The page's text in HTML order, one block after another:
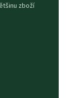
zboží